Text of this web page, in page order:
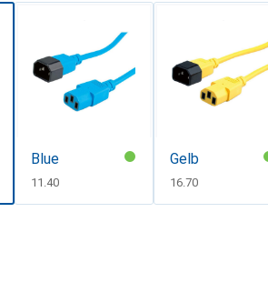
Blue
CHF
11.40
Gelb
CHF
16.70